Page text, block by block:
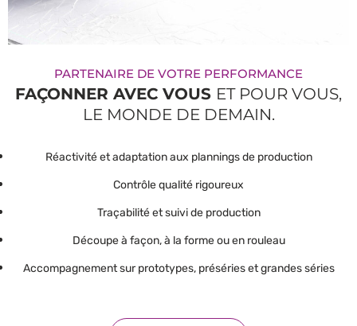
PARTENAIRE DE VOTRE PERFORMANCE
FAÇONNER AVEC VOUS ET POUR VOUS,
LE MONDE DE DEMAIN.
Réactivité et adaptation aux plannings de production
Contrôle qualité rigoureux
Traçabilité et suivi de production
Découpe à façon, à la forme ou en rouleau
Accompagnement sur prototypes, préséries et grandes séries